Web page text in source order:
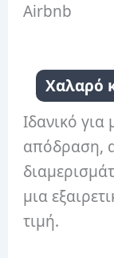
Airbnb
Χαλαρό
Ιδανικό
απόδραση,
μια
τιμή.